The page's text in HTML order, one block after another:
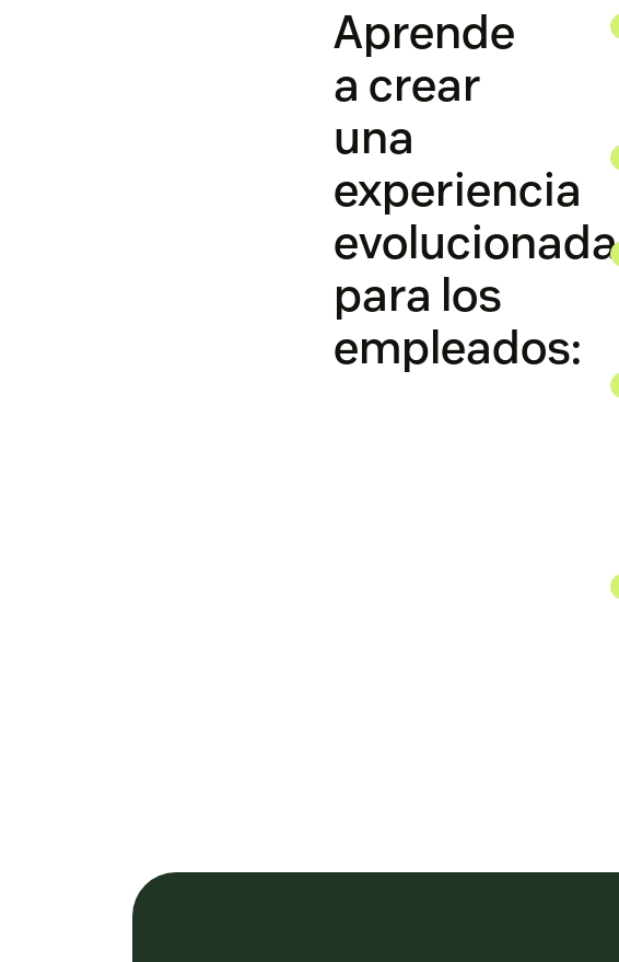
Aprende
a crear
una
experiencia
evolucionada
para los
empleados: